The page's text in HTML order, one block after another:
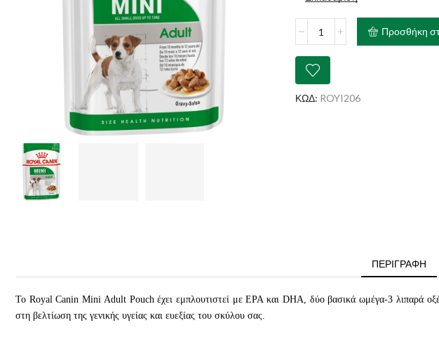
CANIN
Adult
Pouch
ποσότητα
Προσθήκη
ΚΩΔ: ROYI206
ΠΕΡΙΓΡΑΦΉ
Το Royal Canin Mini Adult Pouch έχει εμπλουτιστεί με EPA και DHA, δύο βασικά ωμέγα-3 λιπαρά
στη βελτίωση της γενικής υγείας και ευεξίας του σκύλου σας.